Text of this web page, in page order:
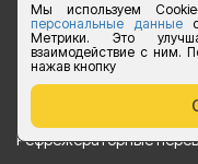
Мы используем
персональные данныес
Метрики. Это
взаимодействие с ним.
нажав кнопку
Перевозка оборудования
Перевозка продуктов
Рефрежераторные